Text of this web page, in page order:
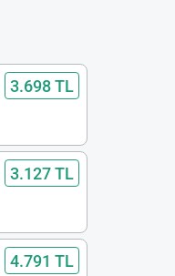
3.698 TL
3.127 TL
4.791 TL